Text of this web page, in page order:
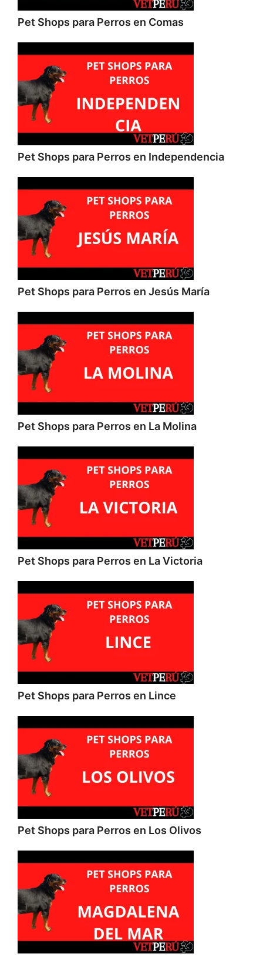
Pet Shops para Perros en Comas
Pet Shops para Perros en Independencia
Pet Shops para Perros en Jesús María
Pet Shops para Perros en La Molina
Pet Shops para Perros en La Victoria
Pet Shops para Perros en Lince
Pet Shops para Perros en Los Olivos